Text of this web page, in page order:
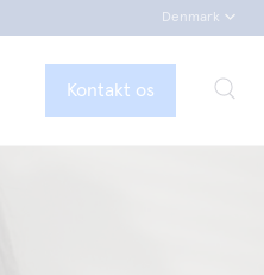
Denmark
Kontakt os